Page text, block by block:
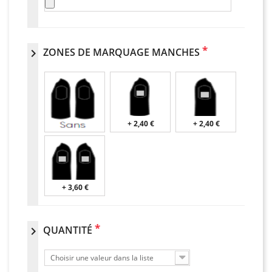
chevron_right ZONES DE MARQUAGE MANCHES *
+ 2,40 € + 2,40 €
+ 3,60 €
chevron_right QUANTITÉ *
Choisir une valeur dans la liste